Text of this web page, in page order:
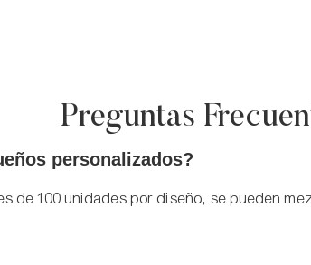
Preguntas
personalizados?
de 100 unidades por diseño, se pueden